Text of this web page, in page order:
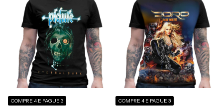
COMPRE 4 E PAGUE 3 COMPRE 4 E PAGUE 3